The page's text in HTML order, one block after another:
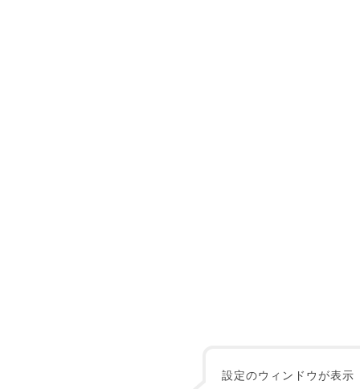
設定のウィンドウが表示